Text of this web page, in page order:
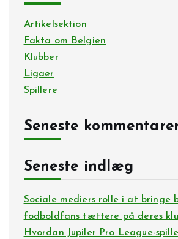
Artikelsektion
Fakta om Belgien
Klubber
Ligaer
Spillere
Seneste
Seneste indlæg
Sociale mediers rolle i at bringe
fodboldfans tættere på deres
Hvordan Jupiler Pro League-